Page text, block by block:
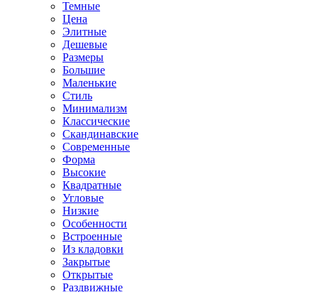
Темные
Цена
Элитные
Дешевые
Размеры
Большие
Маленькие
Стиль
Минимализм
Классические
Скандинавские
Современные
Форма
Высокие
Квадратные
Угловые
Низкие
Особенности
Встроенные
Из кладовки
Закрытые
Открытые
Раздвижные